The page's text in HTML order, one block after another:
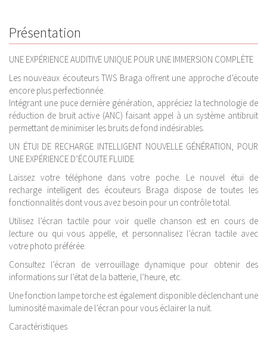
Présentation
UNE EXPÉRIENCE AUDITIVE UNIQUE POUR UNE IMMERSION COMPLÈTE
Les nouveaux écouteurs TWS Braga offrent une approche d’écoute
encore plus perfectionnée.
Intégrant une puce dernière génération, appréciez la technologie de
réduction de bruit active (ANC) faisant appel à un système antibruit
permettant de minimiser les bruits de fond indésirables.
UN ÉTUI DE RECHARGE INTELLIGENT NOUVELLE GÉNÉRATION, POUR
UNE EXPÉRIENCE D’ÉCOUTE FLUIDE
Laissez votre téléphone dans votre poche. Le nouvel étui de
recharge intelligent des écouteurs Braga dispose de toutes les
fonctionnalités dont vous avez besoin pour un contrôle total.
Utilisez l’écran tactile pour voir quelle chanson est en cours de
lecture ou qui vous appelle, et personnalisez l’écran tactile avec
votre photo préférée.
Consultez l’écran de verrouillage dynamique pour obtenir des
informations sur l’état de la batterie, l’heure, etc.
Une fonction lampe torche est également disponible déclenchant une
luminosité maximale de l’écran pour vous éclairer la nuit.
Caractéristiques